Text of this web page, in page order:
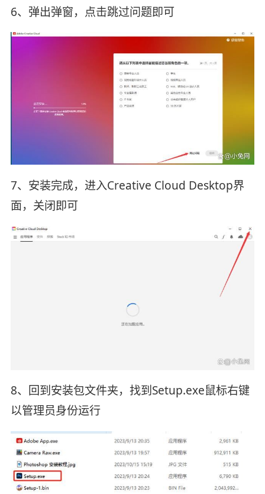
6、弹出弹窗，点击跳过问题即可
7、安装完成，进入Creative Cloud Desktop界
面，关闭即可
8、回到安装包文件夹，找到Setup.exe鼠标右键
以管理员身份运行